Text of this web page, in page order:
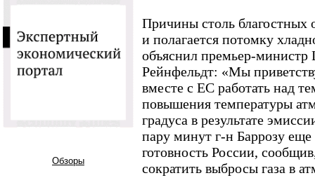
Обзоры
Причины столь благостных
и полагается потомку
объяснил премьер-
Рейнфельдт: «Мы
вместе с ЕС работать над
повышения температуры
градуса в результате
пару минут г-н Баррозу
готовность России,
сократить выбросы газа в